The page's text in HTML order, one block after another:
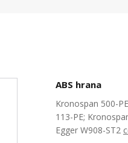
ABS hrana
Kronospan 500-
113-PE;
Egger W908-ST2